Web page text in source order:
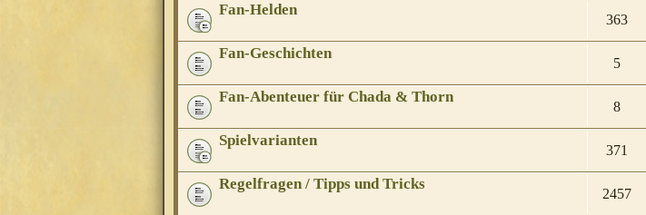
Fan-Helden
363
Fan-Geschichten
5
Fan-Abenteuer für Chada & Thorn
8
Spielvarianten
371
Regelfragen / Tipps und Tricks
2457